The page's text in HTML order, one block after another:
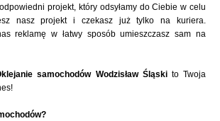
projekt, który odsyłamy do Ciebie w celu
nasz projekt i czekasz już tylko na kuriera.
reklamę w łatwy sposób umieszczasz sam na
samochodów Wodzisław Śląskito Twoja